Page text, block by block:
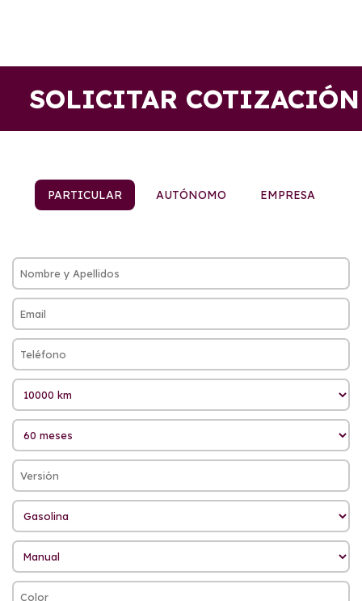
SOLICITAR COTIZACIÓN
PARTICULAR AUTÓNOMO EMPRESA